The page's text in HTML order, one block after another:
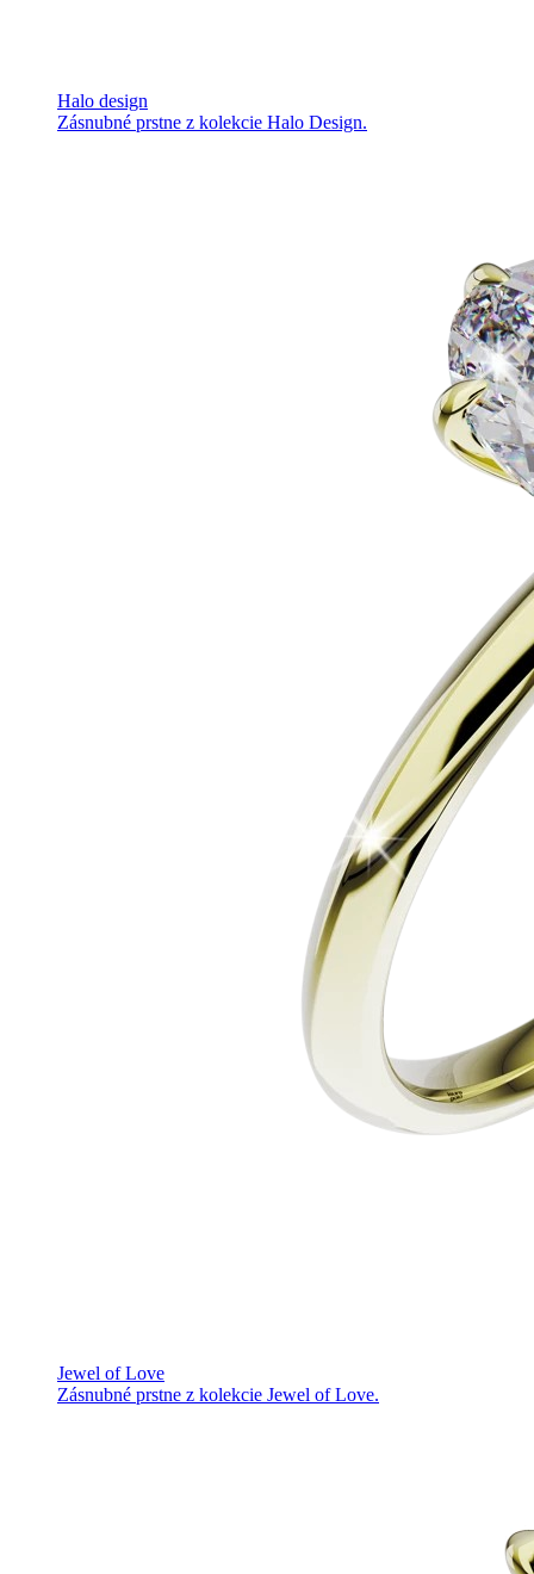
Halo design
Zásnubné prstne z kolekcie Halo Design.
Jewel of Love
Zásnubné prstne z kolekcie Jewel of Love.